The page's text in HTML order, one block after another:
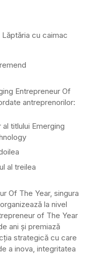
cu caimac
Entrepreneur Of
antreprenorilor:
titlului Emerging
al treilea
Of The Year, singura
la nivel
of The Year
ani şi premiază
strategică cu care
a inova, integritatea